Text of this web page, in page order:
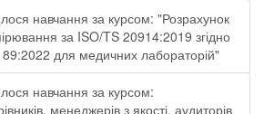
навчання за курсом: "Розрахунок
за ISO/TS 20914:2019 згідно
для медичних лабораторій"
навчання за курсом:
менеджерів з якості, аудиторів